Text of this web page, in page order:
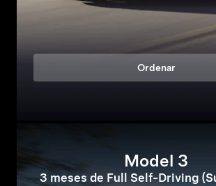
Ordenar
Model 3
3 meses de Full Self-Driving